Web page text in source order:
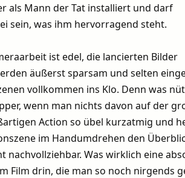
als Mann der Tat installiert und darf
sein, was ihm hervorragend steht.
ist edel, die lancierten Bilder
äußerst sparsam und selten
vollkommen ins Klo. Denn was
wenn man nichts davon auf der
Action so übel kurzatmig und
im Handumdrehen den
Was wirklich eine
Film drin, die man so noch nirgends